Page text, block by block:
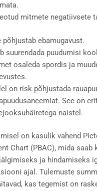
mitmete negatiivsete
põhjustab ebamugavust.
suurendada puudumisi
osaleda spordis ja
on risk põhjustada
See on
naistel.
on kasulik vahend
Chart (PBAC), mida saab
ja hindamiseks
ajal. Tulemuste
kas tegemist on